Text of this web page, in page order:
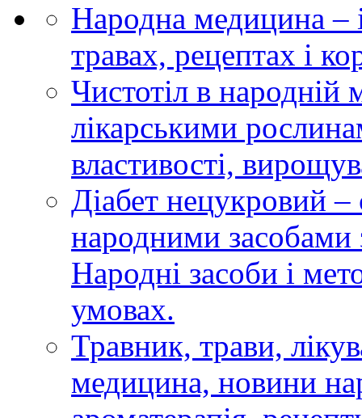
Народна медицина –
травах, рецептах і
Чистотіл в народній
лікарськими
властивості,
Діабет нецукровий
народними
Народні засоби і
умовах.
Травник, трави,
медицина, новини